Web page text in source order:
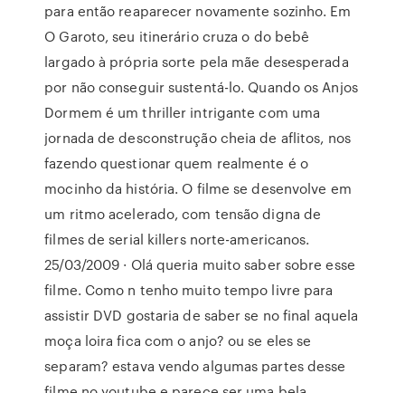
para então reaparecer novamente sozinho. Em
O Garoto, seu itinerário cruza o do bebê
largado à própria sorte pela mãe desesperada
por não conseguir sustentá-lo. Quando os Anjos
Dormem é um thriller intrigante com uma
jornada de desconstrução cheia de aflitos, nos
fazendo questionar quem realmente é o
mocinho da história. O filme se desenvolve em
um ritmo acelerado, com tensão digna de
filmes de serial killers norte-americanos.
25/03/2009 · Olá queria muito saber sobre esse
filme. Como n tenho muito tempo livre para
assistir DVD gostaria de saber se no final aquela
moça loira fica com o anjo? ou se eles se
separam? estava vendo algumas partes desse